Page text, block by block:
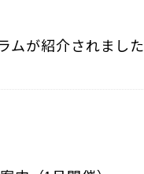
ムが紹介されました